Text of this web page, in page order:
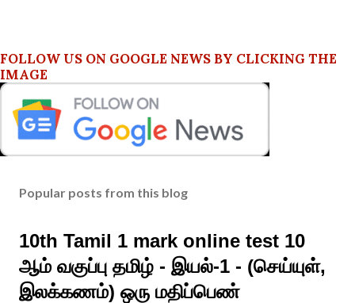
FOLLOW US ON GOOGLE NEWS BY CLICKING THE
IMAGE
Popular posts from this blog
10th Tamil 1 mark online test 10
ஆம் வகுப்பு தமிழ் - இயல்-1 - (செய்யுள்,
இலக்கணம்) ஒரு மதிப்பெண்